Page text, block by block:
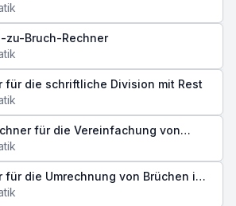
zu-Bruch-Rechner
für die schriftliche Division mit Rest
für die Vereinfachung von
für die Umrechnung von Brüchen in